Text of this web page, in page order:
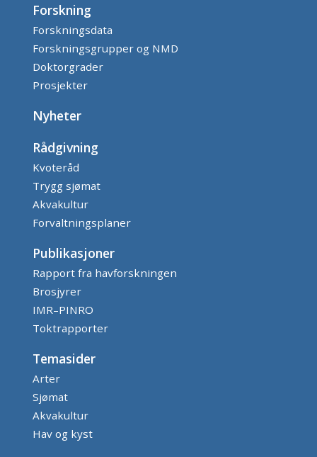
Forskning
Forskningsdata
Forskningsgrupper og NMD
Doktorgrader
Prosjekter
Nyheter
Rådgivning
Kvoteråd
Trygg sjømat
Akvakultur
Forvaltningsplaner
Publikasjoner
Rapport fra havforskningen
Brosjyrer
IMR–PINRO
Toktrapporter
Temasider
Arter
Sjømat
Akvakultur
Hav og kyst